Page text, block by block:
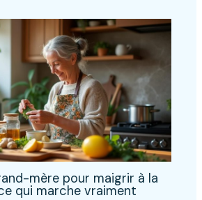
mère pour maigrir à la
qui marche vraiment